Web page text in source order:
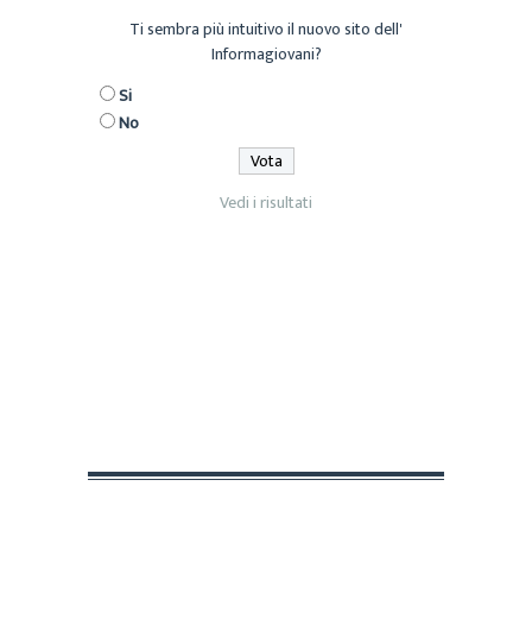
Ti sembra più intuitivo il nuovo sito dell'
Informagiovani?
Si
No
Vedi i risultati